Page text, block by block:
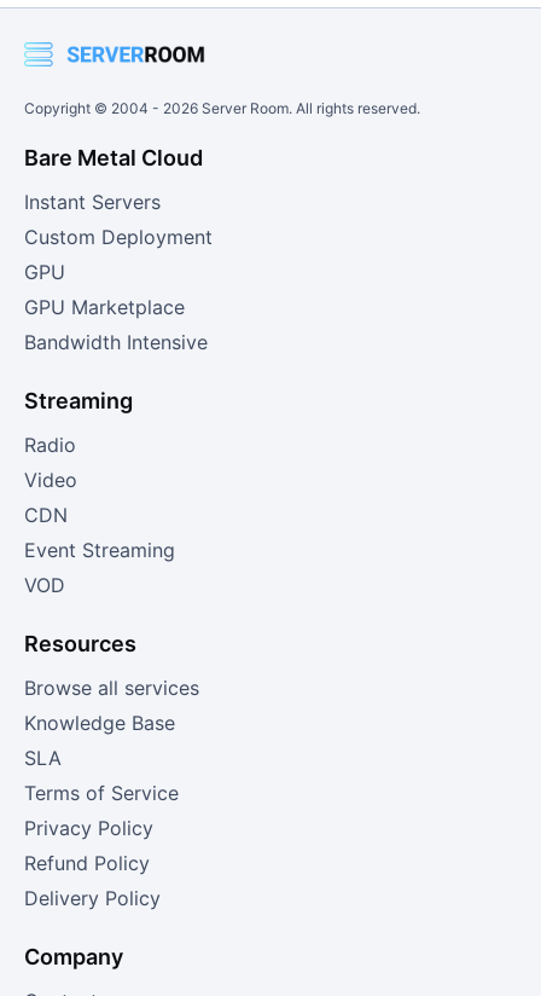
Copyright © 2004 - 2026 Server Room. All rights reserved.
Bare Metal Cloud
Instant Servers
Custom Deployment
GPU
GPU Marketplace
Bandwidth Intensive
Streaming
Radio
Video
CDN
Event Streaming
VOD
Resources
Browse all services
Knowledge Base
SLA
Terms of Service
Privacy Policy
Refund Policy
Delivery Policy
Company